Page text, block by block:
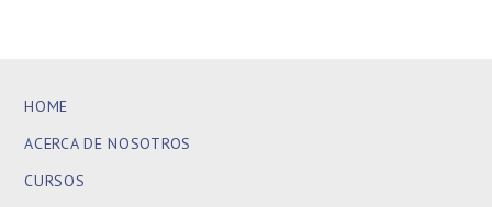
HOME
ACERCA DE NOSOTROS
CURSOS